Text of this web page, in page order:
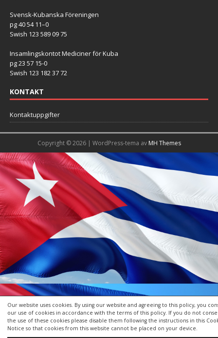
Our website uses cookies. By using our website and agreeing to this policy, you
our use of cookies in accordance with the terms of this policy. If you do not
the use of these cookies please disable them following the instructions in this
Notice so that cookies from this website cannot be placed on your device.
Svensk-Kubanska Föreningen
pg 40 54 11–0
Swish 123 589 09 75
Insamlingskontot Mediciner för Kuba
pg 23 57 15-0
Swish 123 182 37 72
KONTAKT
Kontaktuppgifter
Copyright © 2026 | WordPress-tema av MH Themes